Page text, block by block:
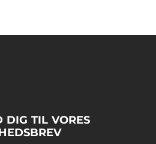
DIG TIL VORES